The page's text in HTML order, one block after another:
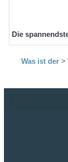
Die
Was ist der>